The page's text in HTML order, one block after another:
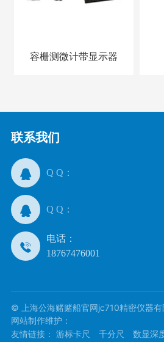
容栅测微计带显示器
联系我们
Q Q：
Q Q：
电话：
18767476001
网站制作维护：
友情链接： 游标卡尺 千分尺 数显深